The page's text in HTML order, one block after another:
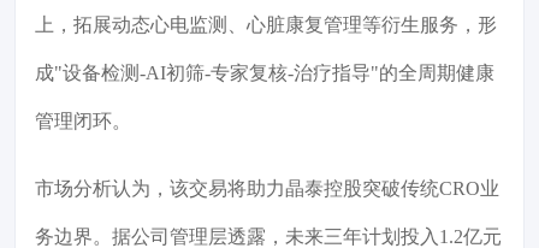
上，拓展动态心电监测、心脏康复管理等衍生服务，形
成"设备检测-AI初筛-专家复核-治疗指导"的全周期健康
管理闭环。
市场分析认为，该交易将助力晶泰控股突破传统CRO业
务边界。据公司管理层透露，未来三年计划投入1.2亿元